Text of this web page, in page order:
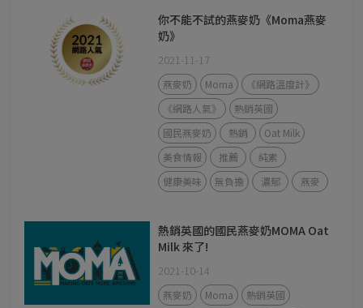
你不能不試的燕麥奶《Moma燕麥
奶》
2021-11-17
燕麥奶 Moma
《網路溫度計》
《網路人氣》
熱銷英國
國民燕麥奶
熱銷
Oat Milk
美食情報
推薦
純素
健康美味
無負擔 濃郁 燕麥
熱銷英國的國民燕麥奶MOMA Oat
Milk 來了!
2021-10-14
燕麥奶 Moma
熱銷英國